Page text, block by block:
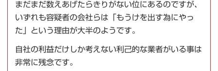
まだまだ数えあげたらきりがない位にあるのですが、
いずれも容疑者の会社らは「もうけを出す為にやっ
た」という理由が大半のようです。
自社の利益だけしか考えない利己的な業者がいる事は
非常に残念です。